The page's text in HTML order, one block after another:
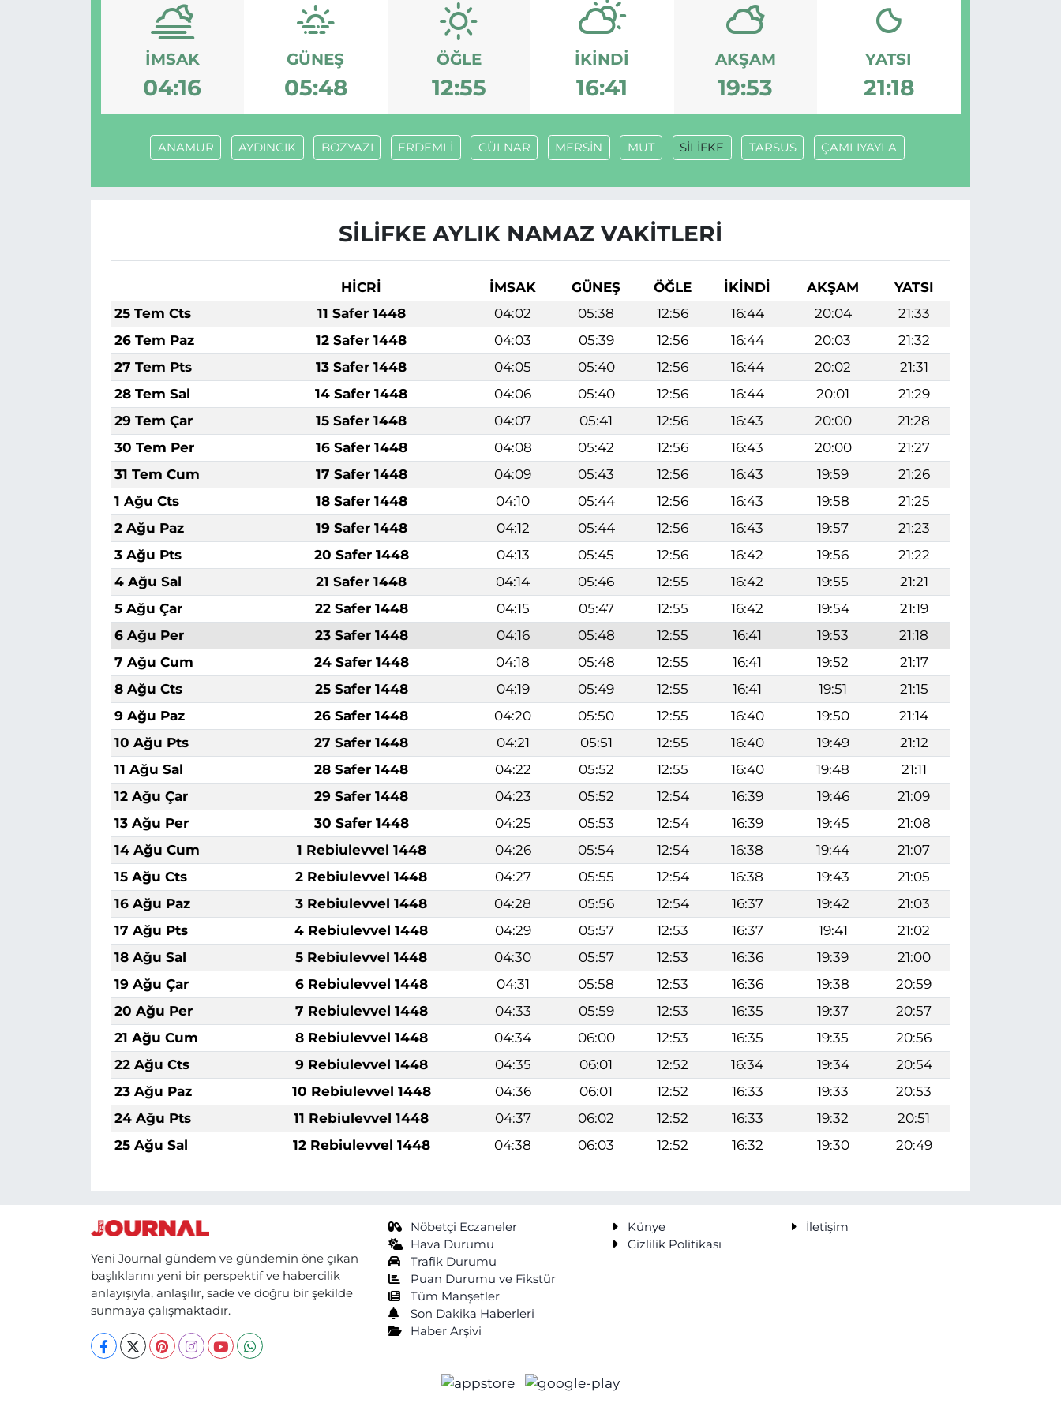
İMSAK
04:16
GÜNEŞ
05:48
ÖĞLE
12:55
İKINDI
16:41
AKŞAM
19:53
YATSI
21:18
ANAMUR AYDINCIK BOZYAZI ERDEMLİ GÜLNAR MERSİN MUT SİLİFKE TARSUS ÇAMLIYAYLA
SİLİFKE AYLIK NAMAZ VAKITLERI
HİCRİ İMSAK GÜNEŞ ÖĞLE İKINDI AKŞAM
YATSI
25 Tem Cts
11 Safer 1448 04:02 05:38 12:56 16:44 20:04
21:33
26 Tem Paz
12 Safer 1448 04:03 05:39 12:56 16:44 20:03
21:32
27 Tem Pts
13 Safer 1448 04:05 05:40 12:56 16:44 20:02
21:31
28 Tem Sal
14 Safer 1448 04:06 05:40 12:56 16:44 20:01
21:29
29 Tem Çar
15 Safer 1448 04:07 05:41 12:56 16:43 20:00
21:28
30 Tem Per
16 Safer 1448 04:08 05:42 12:56 16:43 20:00
21:27
31 Tem Cum
17 Safer 1448 04:09 05:43 12:56 16:43 19:59
21:26
1 Ağu Cts
18 Safer 1448 04:10 05:44 12:56 16:43 19:58
21:25
2 Ağu Paz
19 Safer 1448 04:12 05:44 12:56 16:43 19:57
21:23
3 Ağu Pts
20 Safer 1448 04:13 05:45 12:56 16:42 19:56
21:22
4 Ağu Sal
21 Safer 1448 04:14 05:46 12:55 16:42 19:55
21:21
5 Ağu Çar
22 Safer 1448 04:15 05:47 12:55 16:42 19:54
21:19
6 Ağu Per
23 Safer 1448 04:16 05:48 12:55 16:41 19:53
21:18
7 Ağu Cum
24 Safer 1448 04:18 05:48 12:55 16:41 19:52
21:17
8 Ağu Cts
25 Safer 1448 04:19 05:49 12:55 16:41 19:51
21:15
9 Ağu Paz
26 Safer 1448 04:20 05:50 12:55 16:40 19:50
21:14
10 Ağu Pts
27 Safer 1448 04:21 05:51 12:55 16:40 19:49
21:12
11 Ağu Sal
28 Safer 1448 04:22 05:52 12:55 16:40 19:48
21:11
12 Ağu Çar
29 Safer 1448 04:23 05:52 12:54 16:39 19:46
21:09
13 Ağu Per
30 Safer 1448 04:25 05:53 12:54 16:39 19:45
21:08
14 Ağu Cum
1 Rebiulevvel 1448 04:26 05:54 12:54 16:38 19:44
21:07
15 Ağu Cts
2 Rebiulevvel 1448 04:27 05:55 12:54 16:38 19:43
21:05
16 Ağu Paz
3 Rebiulevvel 1448 04:28 05:56 12:54 16:37 19:42
21:03
17 Ağu Pts
4 Rebiulevvel 1448 04:29 05:57 12:53 16:37 19:41
21:02
18 Ağu Sal
5 Rebiulevvel 1448 04:30 05:57 12:53 16:36 19:39
21:00
19 Ağu Çar
6 Rebiulevvel 1448 04:31 05:58 12:53 16:36 19:38
20:59
20 Ağu Per
7 Rebiulevvel 1448 04:33 05:59 12:53 16:35 19:37
20:57
21 Ağu Cum
8 Rebiulevvel 1448 04:34 06:00 12:53 16:35 19:35
20:56
22 Ağu Cts
9 Rebiulevvel 1448 04:35 06:01 12:52 16:34 19:34
20:54
23 Ağu Paz
10 Rebiulevvel 1448 04:36 06:01 12:52 16:33 19:33
20:53
24 Ağu Pts
11 Rebiulevvel 1448 04:37 06:02 12:52 16:33 19:32
20:51
25 Ağu Sal
12 Rebiulevvel 1448 04:38 06:03 12:52 16:32 19:30 20:49
Yeni Journal gündem ve gündemin öne çıkan
başlıklarını yeni bir perspektif ve habercilik
anlayışıyla, anlaşılır, sade ve doğru bir şekilde
sunmaya çalışmaktadır.
Nöbetçi Eczaneler
Hava Durumu
Trafik Durumu
Puan Durumu ve Fikstür
Tüm Manşetler
Son Dakika Haberleri
Haber Arşivi
Künye
İletişim
Gizlilik Politikası